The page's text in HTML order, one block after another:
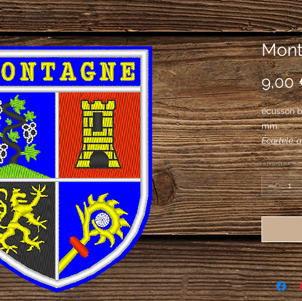
9,00
écusson
mm
Écartelé:
sable,
sur un
tour d'or
sable, au
queue
l'angle
d'argent
Quantité *